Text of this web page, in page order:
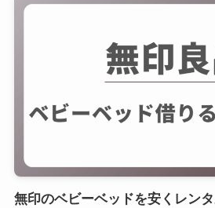
無印のベビーベッドを安くレン